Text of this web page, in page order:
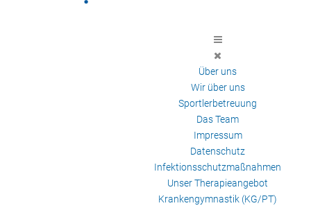
Über uns
Wir über uns
Sportlerbetreuung
Das Team
Impressum
Datenschutz
Infektionsschutzmaßnahmen
Unser Therapieangebot
Krankengymnastik (KG/PT)